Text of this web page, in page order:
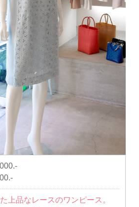
上品なレースのワンピース。